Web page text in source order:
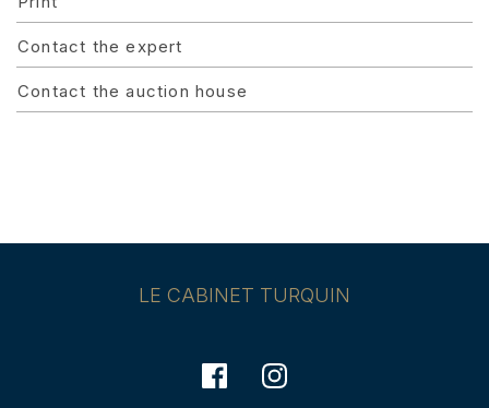
Contact the expert
Contact the auction house
LE CABINET TURQUIN